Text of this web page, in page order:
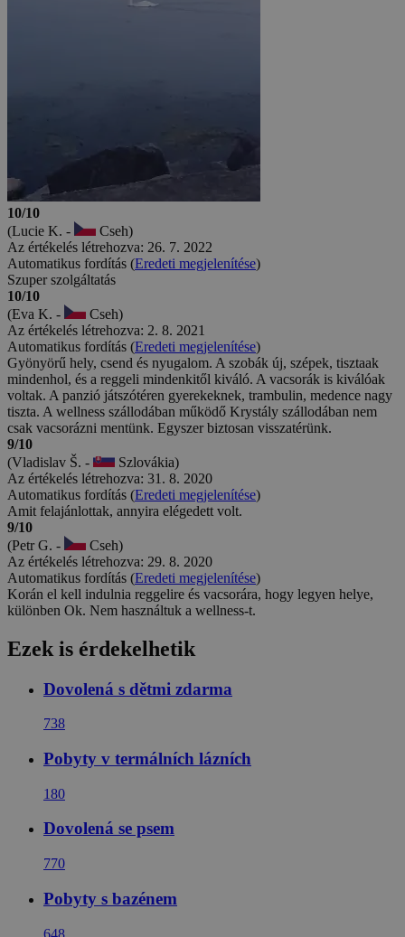
10/10
(Lucie K. -
Cseh)
Az értékelés létrehozva: 26. 7. 2022
Automatikus fordítás (Eredeti megjelenítése)
Szuper szolgáltatás
10/10
(Eva K. -
Cseh)
Az értékelés létrehozva: 2. 8. 2021
Automatikus fordítás (Eredeti megjelenítése)
Gyönyörű hely, csend és nyugalom. A szobák új, szépek, tisztaak
mindenhol, és a reggeli mindenkitől kiváló. A vacsorák is kiválóak
voltak. A panzió játszótéren gyerekeknek, trambulin, medence nagy
tiszta. A wellness szállodában működő Krystály szállodában nem
csak vacsorázni mentünk. Egyszer biztosan visszatérünk.
9/10
(Vladislav Š. -
Szlovákia)
Az értékelés létrehozva: 31. 8. 2020
Automatikus fordítás (Eredeti megjelenítése)
Amit felajánlottak, annyira elégedett volt.
9/10
(Petr G. -
Cseh)
Az értékelés létrehozva: 29. 8. 2020
Automatikus fordítás (Eredeti megjelenítése)
Korán el kell indulnia reggelire és vacsorára, hogy legyen helye,
különben Ok. Nem használtuk a wellness-t.
Ezek is érdekelhetik
Dovolená s dětmi zdarma
738
Pobyty v termálních lázních
180
Dovolená se psem
770
Pobyty s bazénem
648